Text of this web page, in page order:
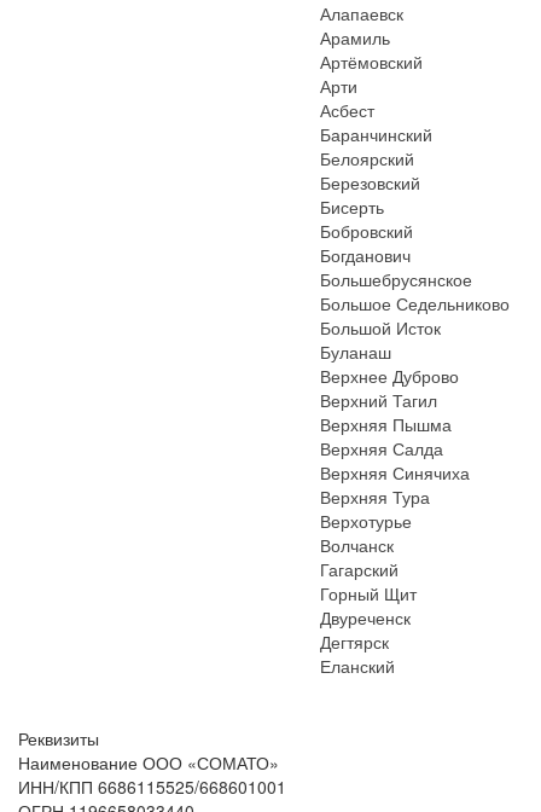
Алапаевск
Арамиль
Артёмовский
Арти
Асбест
Баранчинский
Белоярский
Березовский
Бисерть
Бобровский
Богданович
Большебрусянское
Большое Седельниково
Большой Исток
Буланаш
Верхнее Дуброво
Верхний Тагил
Верхняя Пышма
Верхняя Салда
Верхняя Синячиха
Верхняя Тура
Верхотурье
Волчанск
Гагарский
Горный Щит
Двуреченск
Дегтярск
Еланский
Реквизиты
Наименование ООО «СОМАТО»
ИНН/КПП 6686115525/668601001